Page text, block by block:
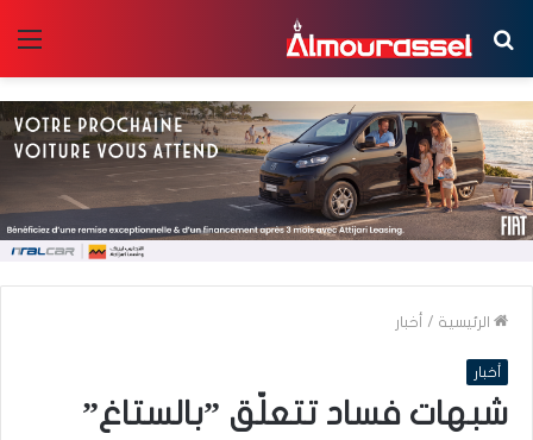
بحث
عن
الرئيسية / أخبار
أخبار
شبهات فساد تتعلّق ”بالستاغ”